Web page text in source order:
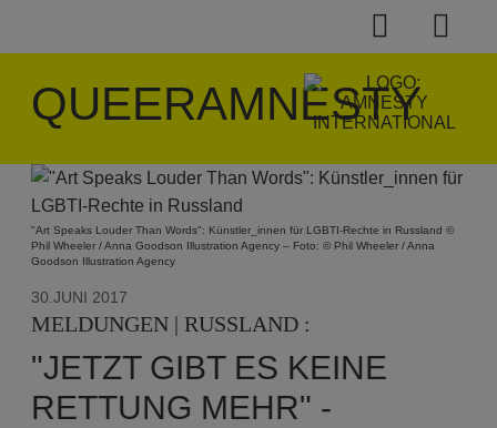
QUEERAMNESTY
"Art Speaks Louder Than Words": Künstler_innen für LGBTI-Rechte in Russland ©
Phil Wheeler / Anna Goodson Illustration Agency – Foto: © Phil Wheeler / Anna
Goodson Illustration Agency
30.JUNI 2017
MELDUNGEN | RUSSLAND :
"JETZT GIBT ES KEINE
RETTUNG MEHR" -